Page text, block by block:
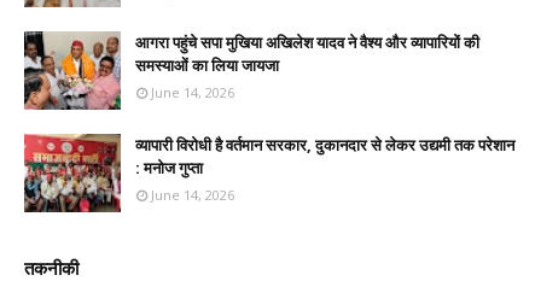
आगरा पहुंचे सपा मुखिया अखिलेश यादव ने वैश्य और व्यापारियों की
समस्याओं का लिया जायजा
June 14, 2026
व्यापारी विरोधी है वर्तमान सरकार, दुकानदार से लेकर उद्यमी तक परेशान
: मनोज गुप्ता
June 14, 2026
तकनीकी